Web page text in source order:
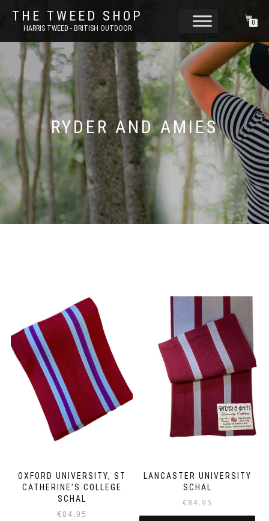
THE TWEED SHOP
HARRIS TWEED - BRITISH OUTDOOR
0
RYDER AND AMIES
OXFORD UNIVERSITY, ST
CATHERINE’S COLLEGE
SCHAL
€84.95
LANCASTER UNIVERSITY
SCHAL
€84.95